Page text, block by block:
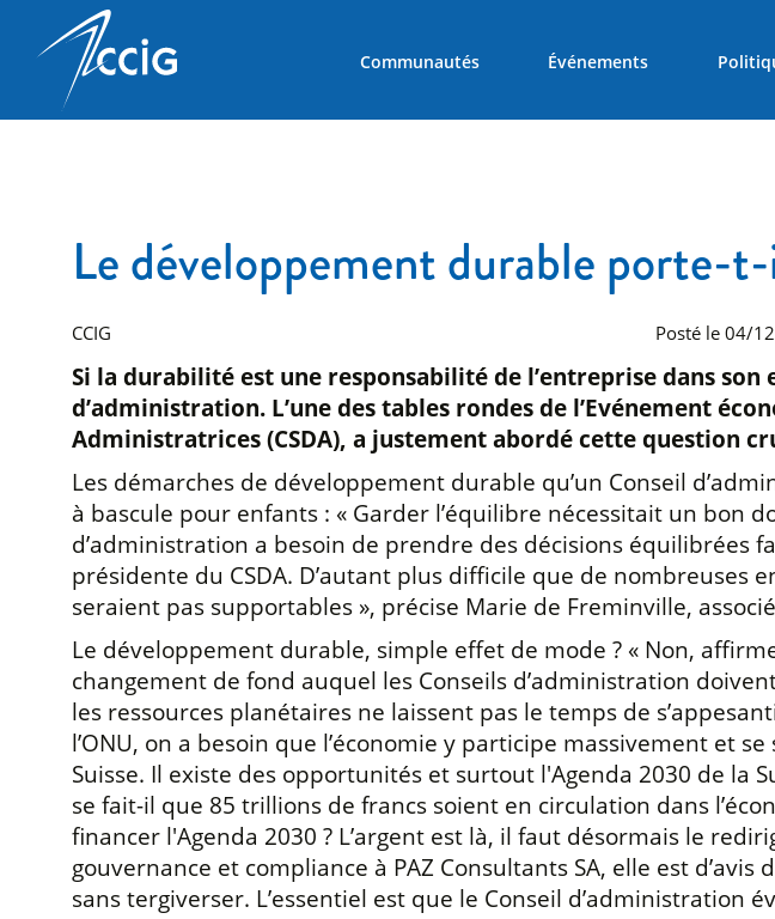
Communautés Événements
Le développement durable porte-t-
CCIG Posté le 04/
Si la durabilité est une responsabilité de l’entreprise dans
d’administration. L’une des tables rondes de l’Evénement
Administratrices (CSDA), a justement abordé cette question
Les démarches de développement durable qu’un Conseil
à bascule pour enfants : « Garder l’équilibre nécessitait un bon
d’administration a besoin de prendre des décisions équilibrées
présidente du CSDA. D’autant plus difficile que de
seraient pas supportables », précise Marie de Freminville,
Le développement durable, simple effet de mode ? « Non,
changement de fond auquel les Conseils d’administration
les ressources planétaires ne laissent pas le temps de
l’ONU, on a besoin que l’économie y participe massivement et
Suisse. Il existe des opportunités et surtout l'Agenda 2030 de la
se fait-il que 85 trillions de francs soient en circulation dans
financer l'Agenda 2030 ? L’argent est là, il faut désormais le
gouvernance et compliance à PAZ Consultants SA, elle est
sans tergiverser. L’essentiel est que le Conseil